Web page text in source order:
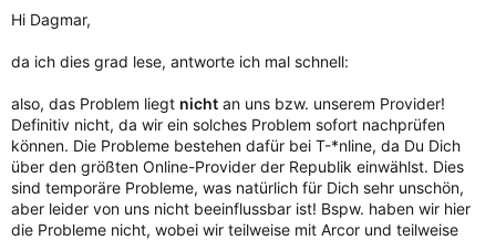
Hi Dagmar,
da ich dies grad lese, antworte ich mal schnell:
also, das Problem liegt nicht an uns bzw. unserem Provider!
Definitiv nicht, da wir ein solches Problem sofort nachprüfen
können. Die Probleme bestehen dafür bei T-*nline, da Du Dich
über den größten Online-Provider der Republik einwählst. Dies
sind temporäre Probleme, was natürlich für Dich sehr unschön,
aber leider von uns nicht beeinflussbar ist! Bspw. haben wir hier
die Probleme nicht, wobei wir teilweise mit Arcor und teilweise